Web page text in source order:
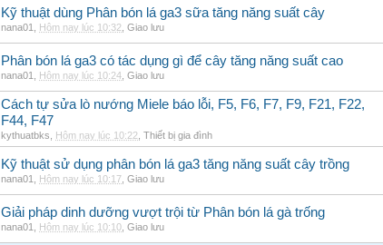
Kỹ thuật dùng Phân bón lá ga3 sữa tăng năng suất cây
nana01 Hôm nay lúc 10:32 Giao lưu
Phân bón lá ga3 có tác dụng gì để cây tăng năng suất cao
nana01 Hôm nay lúc 10:24 Giao lưu
Cách tự sửa lò nướng Miele báo lỗi, F5, F6, F7, F9, F21, F22,
F44, F47
kythuatbks Hôm nay lúc 10:22 Thiết bị gia đình
Kỹ thuật sử dụng phân bón lá ga3 tăng năng suất cây trồng
nana01 Hôm nay lúc 10:17 Giao lưu
Giải pháp dinh dưỡng vượt trội từ Phân bón lá gà trống
nana01 Hôm nay lúc 10:10 Giao lưu